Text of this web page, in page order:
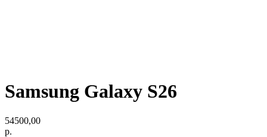
Samsung Galaxy S26
54500,00
р.